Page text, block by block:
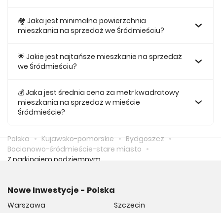
we Śródmieściu.
🏘 Jaka jest minimalna powierzchnia
mieszkania na sprzedaż we Śródmieściu?
Śródmieściu jest 27,14.
🌟 Jakie jest najtańsze mieszkanie na sprzedaż
we Śródmieściu?
naszej ofercie kosztuje 389 459 zł.
💰 Jaka jest średnia cena za metr kwadratowy
mieszkania na sprzedaż w mieście
Śródmieście?
musimy zapłacić 13 497 zł.
Polska Kujawsko-pomorskie
Bydgoszcz
Bocianowo-śródmieście-stare miasto
Z parkingiem podziemnym
Nowe Inwestycje - Polska
Warszawa
Szczecin